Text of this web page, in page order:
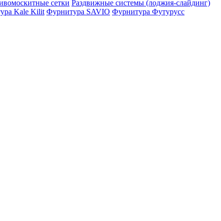
сетки Раздвижные системы (лоджия-слайдинг)
Kale Kilit Фурнитура SAVIO Фурнитура Футурусс